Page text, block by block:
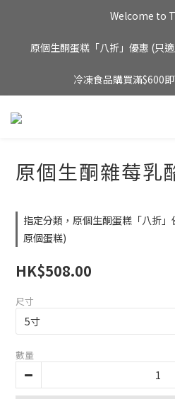
Welcome to
原個生酮蛋糕「八折」優惠 (只
冷凍食品購買滿$600即
原個生酮雜莓乳
指定分類，原個生酮蛋糕「八折
原個蛋糕)
HK$508.00
尺寸
數量